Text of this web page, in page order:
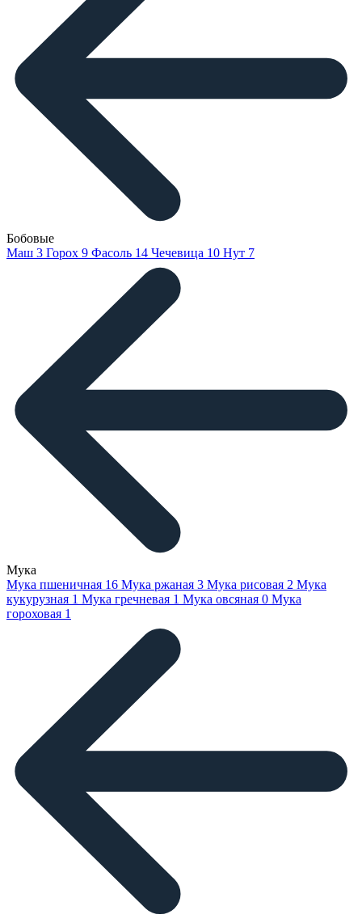
Бобовые
Маш 3 Горох 9 Фасоль 14 Чечевица 10 Нут 7
Мука
Мука пшеничная 16 Мука ржаная 3 Мука рисовая 2 Мука
кукурузная 1 Мука гречневая 1 Мука овсяная 0 Мука
гороховая 1